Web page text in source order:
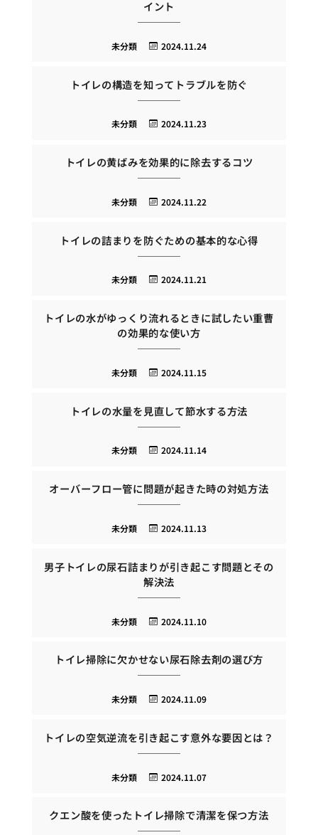
イント
2024.11.24
未分類
トイレの構造を知ってトラブルを防ぐ
2024.11.23
未分類
トイレの黄ばみを効果的に除去するコツ
2024.11.22
未分類
トイレの詰まりを防ぐための基本的な心得
2024.11.21
未分類
トイレの水がゆっくり流れるときに試したい重曹
の効果的な使い方
2024.11.15
未分類
トイレの水量を見直して節水する方法
2024.11.14
未分類
オーバーフロー管に問題が起きた時の対処方法
2024.11.13
未分類
男子トイレの尿石詰まりが引き起こす問題とその
解決法
2024.11.10
未分類
トイレ掃除に欠かせない尿石除去剤の選び方
2024.11.09
未分類
トイレの空気逆流を引き起こす意外な要因とは？
2024.11.07
未分類
クエン酸を使ったトイレ掃除で清潔を保つ方法